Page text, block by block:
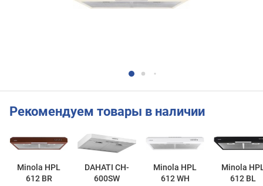
Рекомендуем товары в наличии
Minola HPL
612 BR
DAHATI CH-
600SW
Minola HPL
612 WH
Minola
612 BL